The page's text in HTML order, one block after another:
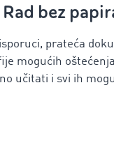
Rad bez
prateća
mogućih
učitati i svi ih